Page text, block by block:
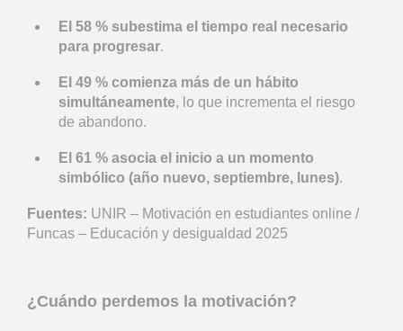
El 58 % subestima el tiempo real necesario
para progresar.
El 49 % comienza más de un hábito
simultáneamente, lo que incrementa el riesgo
de abandono.
El 61 % asocia el inicio a un momento
simbólico (año nuevo, septiembre, lunes).
Fuentes: UNIR – Motivación en estudiantes online /
Funcas – Educación y desigualdad 2025
¿Cuándo perdemos la motivación?